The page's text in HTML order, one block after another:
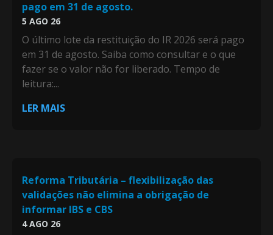
pago em 31 de agosto.
5 AGO 26
O último lote da restituição do IR 2026 será pago
em 31 de agosto. Saiba como consultar e o que
fazer se o valor não for liberado. Tempo de
leitura:...
LER MAIS
Reforma Tributária – flexibilização das
validações não elimina a obrigação de
informar IBS e CBS
4 AGO 26